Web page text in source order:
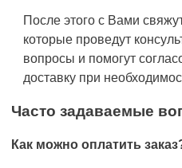
После этого с Вами
которые проведут
вопросы и помогут
доставку при
Часто задаваемые
Как можно оплатить